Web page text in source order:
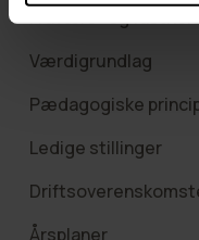
Fraværs- og
Værdigrundlag
Pædagogiske
Ledige stillinger
Årsplaner